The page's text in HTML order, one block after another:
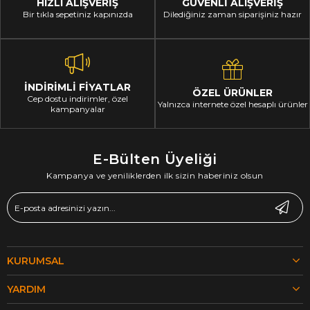
Bir tıkla sepetiniz kapınızda Dilediğiniz zaman siparişiniz hazır
İNDİRİMLİ FİYATLAR
Cep dostu indirimler, özel
kampanyalar
ÖZEL ÜRÜNLER
Yalnızca internete özel hesaplı ürünler
E-Bülten Üyeliği
Kampanya ve yeniliklerden ilk sizin haberiniz olsun
KURUMSAL
YARDIM